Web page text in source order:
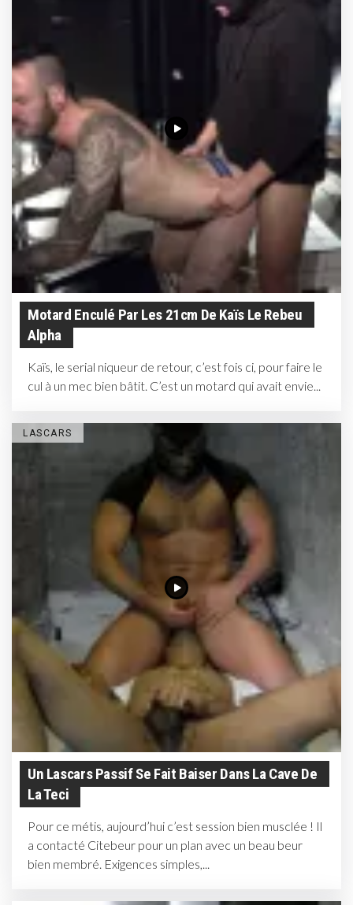
Motard Enculé Par Les 21cm De Kaïs Le Rebeu
Alpha
Kaïs, le serial niqueur de retour, c’est fois ci, pour faire le
cul à un mec bien bâtit. C’est un motard qui avait envie...
LASCARS
Un Lascars Passif Se Fait Baiser Dans La Cave De
La Teci
Pour ce métis, aujourd’hui c’est session bien musclée ! Il
a contacté Citebeur pour un plan avec un beau beur
bien membré. Exigences simples,...